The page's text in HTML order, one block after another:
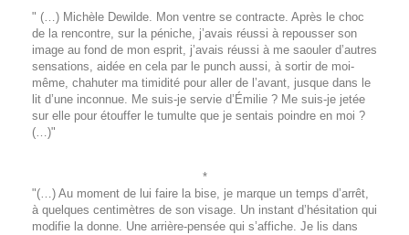
" (…) Michèle Dewilde. Mon ventre se contracte. Après le choc
de la rencontre, sur la péniche, j’avais réussi à repousser son
image au fond de mon esprit, j’avais réussi à me saouler d’autres
sensations, aidée en cela par le punch aussi, à sortir de moi-
même, chahuter ma timidité pour aller de l’avant, jusque dans le
lit d’une inconnue. Me suis-je servie d’Émilie ? Me suis-je jetée
sur elle pour étouffer le tumulte que je sentais poindre en moi ?
(…)"
*
"(…) Au moment de lui faire la bise, je marque un temps d’arrêt,
à quelques centimètres de son visage. Un instant d’hésitation qui
modifie la donne. Une arrière-pensée qui s’affiche. Je lis dans